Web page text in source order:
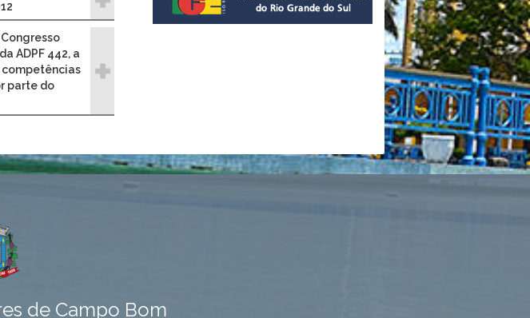
ADPF 442, a
parte do
de Campo Bom